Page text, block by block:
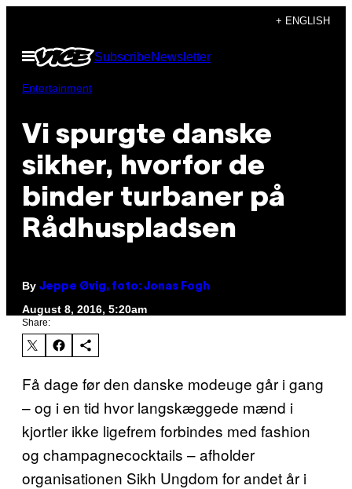
content
+ ENGLISH
Open
Menu
SubscribeNewsletter
Entertainment
Vi spurgte danske
sikher, hvorfor de
binder turbaner på
Rådhuspladsen
By Jeppe Øvig, foto: Jonas Fogh
August 8, 2016, 5:20am
Share:
Få dage før den danske modeuge går i gang
– og i en tid hvor langskæggede mænd i
kjortler ikke ligefrem forbindes med fashion
og champagnecocktails – afholder
organisationen Sikh Ungdom for andet år i